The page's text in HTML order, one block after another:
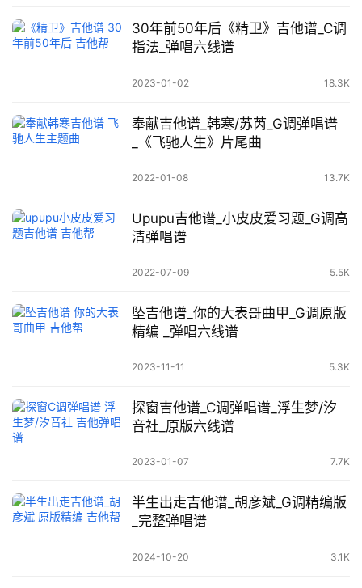
30年前50年后《精卫》吉他谱_C调
指法_弹唱六线谱
2023-01-02 18.3K
奉献吉他谱_韩寒/苏芮_G调弹唱谱
_《飞驰人生》片尾曲
2022-01-08 13.7K
Upupu吉他谱_小皮皮爱习题_G调高
清弹唱谱
2022-07-09 5.5K
坠吉他谱_你的大表哥曲甲_G调原版
精编 _弹唱六线谱
2023-11-11 5.3K
探窗吉他谱_C调弹唱谱_浮生梦/汐
音社_原版六线谱
2023-01-07 7.7K
半生出走吉他谱_胡彦斌_G调精编版
_完整弹唱谱
2024-10-20 3.1K